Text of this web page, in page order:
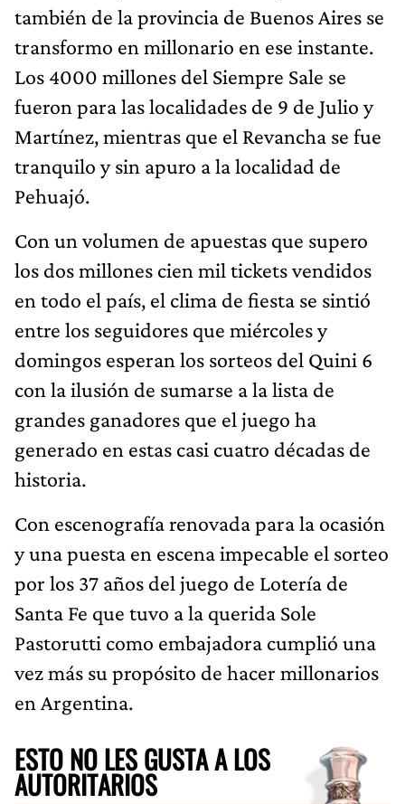
también de la provincia de Buenos Aires se
transformo en millonario en ese instante.
Los 4000 millones del Siempre Sale se
fueron para las localidades de 9 de Julio y
Martínez, mientras que el Revancha se fue
tranquilo y sin apuro a la localidad de
Pehuajó.
Con un volumen de apuestas que supero
los dos millones cien mil tickets vendidos
en todo el país, el clima de fiesta se sintió
entre los seguidores que miércoles y
domingos esperan los sorteos del Quini 6
con la ilusión de sumarse a la lista de
grandes ganadores que el juego ha
generado en estas casi cuatro décadas de
historia.
Con escenografía renovada para la ocasión
y una puesta en escena impecable el sorteo
por los 37 años del juego de Lotería de
Santa Fe que tuvo a la querida Sole
Pastorutti como embajadora cumplió una
vez más su propósito de hacer millonarios
en Argentina.
ESTO NO LES GUSTA A LOS
AUTORITARIOS